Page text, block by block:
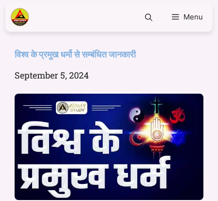
Menu
विश्व के प्रमुख धर्मो से सम्बंधित जानकारी
September 5, 2024